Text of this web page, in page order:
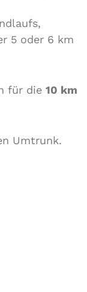
5 oder 6 km
für die 10 km
Umtrunk.